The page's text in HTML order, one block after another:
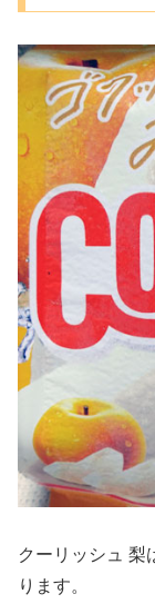
クーリッシュ 梨
ります。